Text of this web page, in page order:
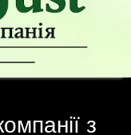
з